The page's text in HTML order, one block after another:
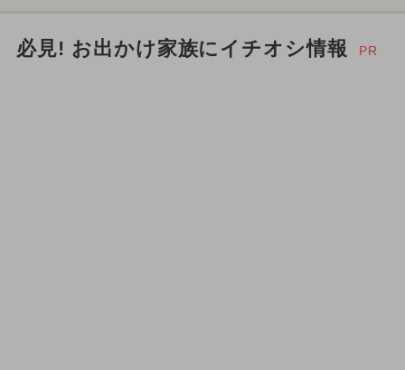
必見! お出かけ家族にイチオシ情報 PR